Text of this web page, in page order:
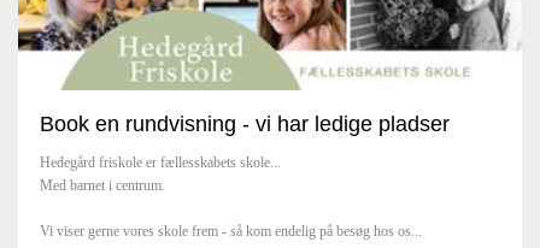
Book en rundvisning - vi har ledige pladser
Hedegård friskole er fællesskabets skole...
Med barnet i centrum.
Vi viser gerne vores skole frem - så kom endelig på besøg hos os...